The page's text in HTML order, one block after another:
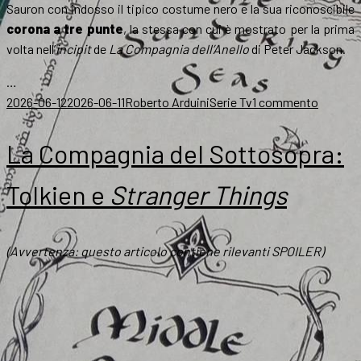
Sauron con indosso il tipico costume nero e la sua riconoscibile
corona a tre punte, la stessa con cui è mostrato per la prima
volta nell’incipitde La Compagnia dell’Anellodi Peter Jackson.
Scritto
2026-06-122026-06-11Autore
Roberto ArduiniCategorie
Serie Tv1 commento
of
terza
La Compagnia del Sottosopra:
Tolkien e Stranger Things
(Avvertenza: questo articolo contiene rilevanti SPOILER)